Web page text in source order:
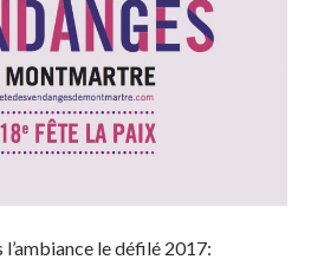
le défilé 2017: